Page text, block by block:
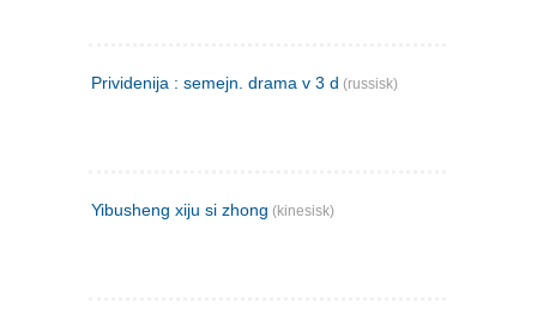
Prividenija : semejn. drama v 3 d (russisk)
Yibusheng xiju si zhong (kinesisk)